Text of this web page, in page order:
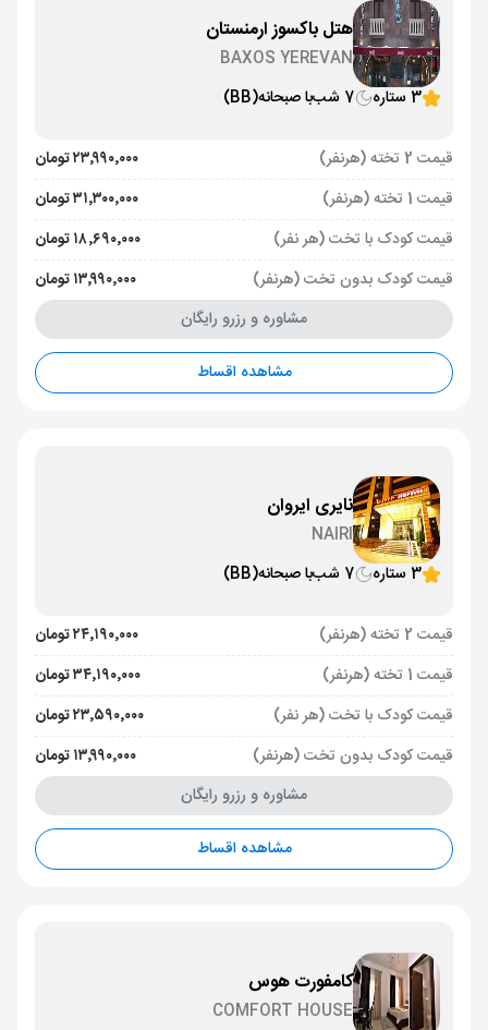
هتل باکسوز ارمنستان
BAXOS YEREVAN
3 ستاره
7 شب با صبحانه(BB)
قیمت 2 تخته (هرنفر)
۲۳٬۹۹۰٬۰۰۰ تومان
قیمت 1 تخته (هرنفر)
۳۱٬۳۰۰٬۰۰۰ تومان
قیمت کودک با تخت (هر نفر)
۱۸٬۶۹۰٬۰۰۰ تومان
قیمت کودک بدون تخت (هرنفر)
۱۳٬۹۹۰٬۰۰۰ تومان
مشاوره و رزرو رایگان
مشاهده اقساط
نایری ایروان
NAIRI
3 ستاره
7 شب با صبحانه(BB)
قیمت 2 تخته (هرنفر)
۲۴٬۱۹۰٬۰۰۰ تومان
قیمت 1 تخته (هرنفر)
۳۴٬۱۹۰٬۰۰۰ تومان
قیمت کودک با تخت (هر نفر)
۲۳٬۵۹۰٬۰۰۰ تومان
قیمت کودک بدون تخت (هرنفر)
۱۳٬۹۹۰٬۰۰۰ تومان
مشاوره و رزرو رایگان
مشاهده اقساط
کامفورت هوس
COMFORT HOUSE